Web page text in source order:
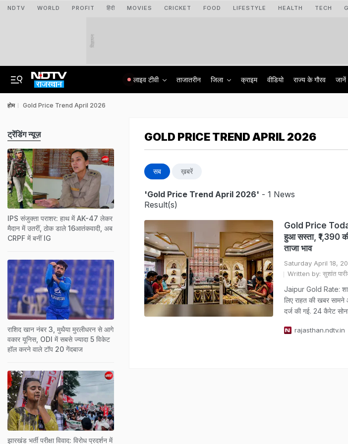
NDTV WORLD PROFIT हिंदी MOVIES CRICKET FOOD LIFESTYLE HEALTH TECH
विज्ञापन
लाइव टीवी ताजातरीन जिला क्राइम वीडियो राज्‍य के गौरव जानें
होम Gold Price Trend April 2026
GOLD PRICE TREND APRIL 2026
सब ख़बरें
'Gold Price Trend April 2026' - 1 News
Result(s)
Gold Price
हुआ सस्ता, ₹1,390
ताजा भाव
Saturday April 18,
Written by: सुशांत
Jaipur Gold Rate:
लिए राहत की खबर
दर्ज की गई. 24 कैरेट
rajasthan.ndtv.in
ट्रेंडिंग न्यूज़
IPS संजुक्ता पराशर: हाथ में AK-47 लेकर
मैदान में उतरीं, ठोक डाले 16आतंकवादी, अब
CRPF में बनीं IG
राशिद खान नंबर 3, मुथैया मुरलीधरन से आगे
वकार यूनिस, ODI में सबसे ज्यादा 5 विकेट
हॉल करने वाले टॉप 20 गेंदबाज
झारखंड भर्ती परीक्षा विवाद: विरोध प्रदर्शन में